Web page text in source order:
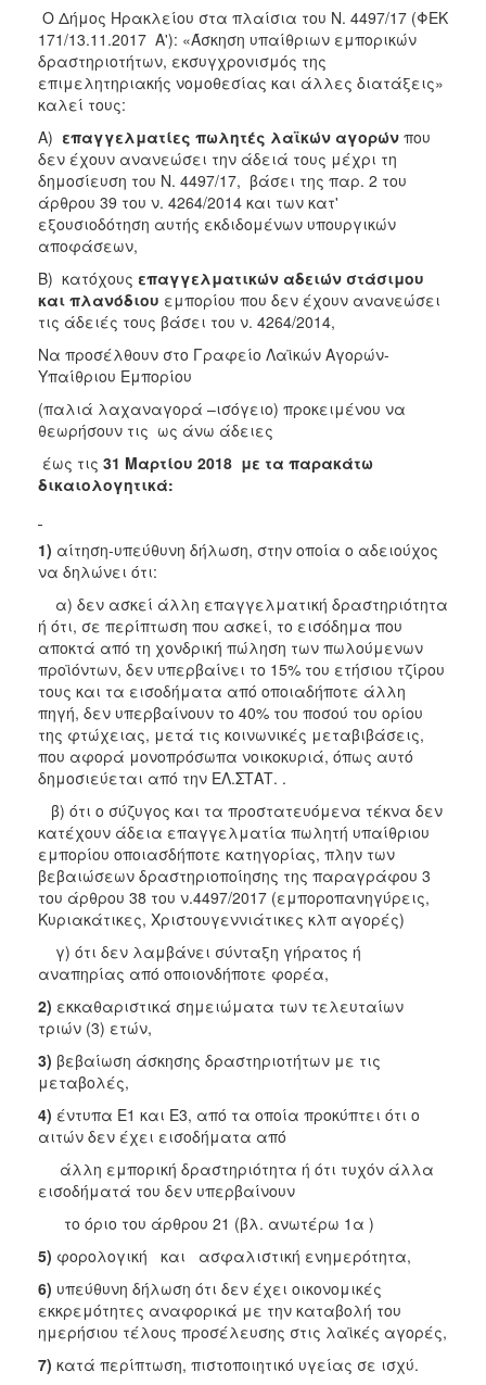
2012
2011
2010
2006
ΤΟΠΟΣ
ΠΟΛΙΤΙΣΜΟΣ
ΑΝΘΕΚΤΙΚΗ
ΠΟΛΗ
Ο Δήμος Ηρακλείου στα πλαίσια του Ν. 4497/17 (ΦΕΚ
171/13.11.2017 Α'): «Άσκηση υπαίθριων εμπορικών
δραστηριοτήτων, εκσυγχρονισμός της
επιμελητηριακής νομοθεσίας και άλλες διατάξεις»
καλεί τους:
Α) επαγγελματίες πωλητές λαϊκών αγορών που
δεν έχουν ανανεώσει την άδειά τους μέχρι τη
δημοσίευση του Ν. 4497/17, βάσει της παρ. 2 του
άρθρου 39 του ν. 4264/2014 και των κατ'
εξουσιοδότηση αυτής εκδιδομένων υπουργικών
αποφάσεων,
Β) κατόχους επαγγελματικών αδειών στάσιμου
και πλανόδιου εμπορίου που δεν έχουν ανανεώσει
τις άδειές τους βάσει του ν. 4264/2014,
Να προσέλθουν στο Γραφείο Λαϊκών Αγορών-
Υπαίθριου Εμπορίου
(παλιά λαχαναγορά –ισόγειο) προκειμένου να
θεωρήσουν τις ως άνω άδειες
έως τις 31 Μαρτίου 2018 με τα παρακάτω
δικαιολογητικά:
1) αίτηση-υπεύθυνη δήλωση, στην οποία ο αδειούχος
να δηλώνει ότι:
α) δεν ασκεί άλλη επαγγελματική δραστηριότητα
ή ότι, σε περίπτωση που ασκεί, το εισόδημα που
αποκτά από τη χονδρική πώληση των πωλούμενων
προϊόντων, δεν υπερβαίνει το 15% του ετήσιου τζίρου
τους και τα εισοδήματα από οποιαδήποτε άλλη
πηγή, δεν υπερβαίνουν το 40% του ποσού του ορίου
της φτώχειας, μετά τις κοινωνικές μεταβιβάσεις,
που αφορά μονοπρόσωπα νοικοκυριά, όπως αυτό
δημοσιεύεται από την ΕΛ.ΣΤΑΤ. .
β) ότι ο σύζυγος και τα προστατευόμενα τέκνα δεν
κατέχουν άδεια επαγγελματία πωλητή υπαίθριου
εμπορίου οποιασδήποτε κατηγορίας, πλην των
βεβαιώσεων δραστηριοποίησης της παραγράφου 3
του άρθρου 38 του ν.4497/2017 (εμποροπανηγύρεις,
Κυριακάτικες, Χριστουγεννιάτικες κλπ αγορές)
γ) ότι δεν λαμβάνει σύνταξη γήρατος ή
αναπηρίας από οποιονδήποτε φορέα,
2) εκκαθαριστικά σημειώματα των τελευταίων
τριών (3) ετών,
3) βεβαίωση άσκησης δραστηριοτήτων με τις
μεταβολές,
4) έντυπα Ε1 και Ε3, από τα οποία προκύπτει ότι ο
αιτών δεν έχει εισοδήματα από
άλλη εμπορική δραστηριότητα ή ότι τυχόν άλλα
εισοδήματά του δεν υπερβαίνουν
το όριο του άρθρου 21 (βλ. ανωτέρω 1α )
5) φορολογική και ασφαλιστική ενημερότητα,
6) υπεύθυνη δήλωση ότι δεν έχει οικονομικές
εκκρεμότητες αναφορικά με την καταβολή του
ημερήσιου τέλους προσέλευσης στις λαϊκές αγορές,
7) κατά περίπτωση, πιστοποιητικό υγείας σε ισχύ.